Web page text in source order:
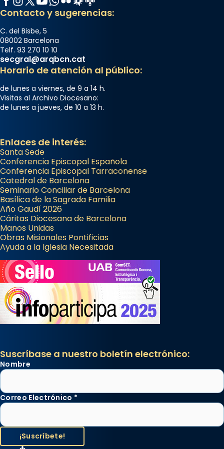
Contacto y sugerencias:
C. del Bisbe, 5
08002 Barcelona
Telf. 93 270 10 10
secgral@arqbcn.cat
Horario de atención al público:
de lunes a viernes, de 9 a 14 h.
Visitas al Archivo Diocesano:
de lunes a jueves, de 10 a 13 h.
Enlaces de interés:
Santa Sede
Conferencia Episcopal Española
Conferencia Episcopal Tarraconense
Catedral de Barcelona
Seminario Conciliar de Barcelona
Basílica de la Sagrada Familia
Año Gaudí 2026
Cáritas Diocesana de Barcelona
Manos Unidas
Obras Misionales Pontificias
Ayuda a la Iglesia Necesitada
Suscríbase a nuestro boletín electrónico:
Nombre
Correo Electrónico *